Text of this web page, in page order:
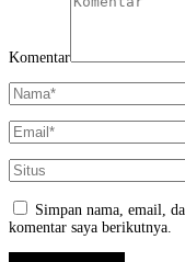
Komentar
Simpan nama, email,
komentar saya berikutnya.